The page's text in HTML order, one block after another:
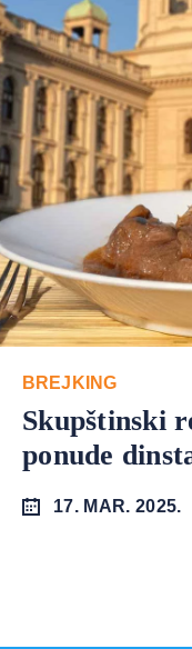
BREJKING
Skupštinski
ponude
17. MAR. 2025.